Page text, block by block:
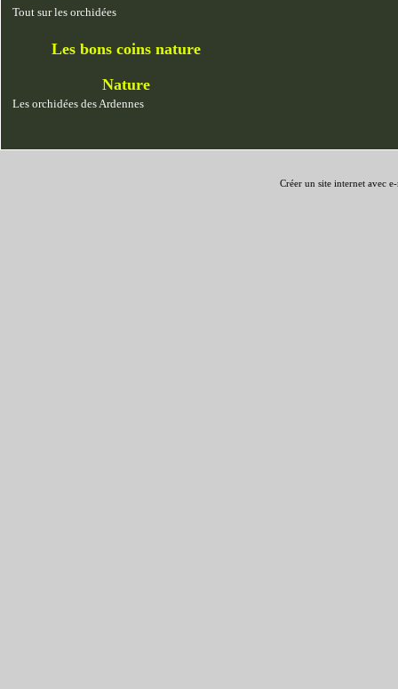
Tout sur les orchidées
Les bons coins nature
Nature
Les orchidées des Ardennes
Créer un site internet avec